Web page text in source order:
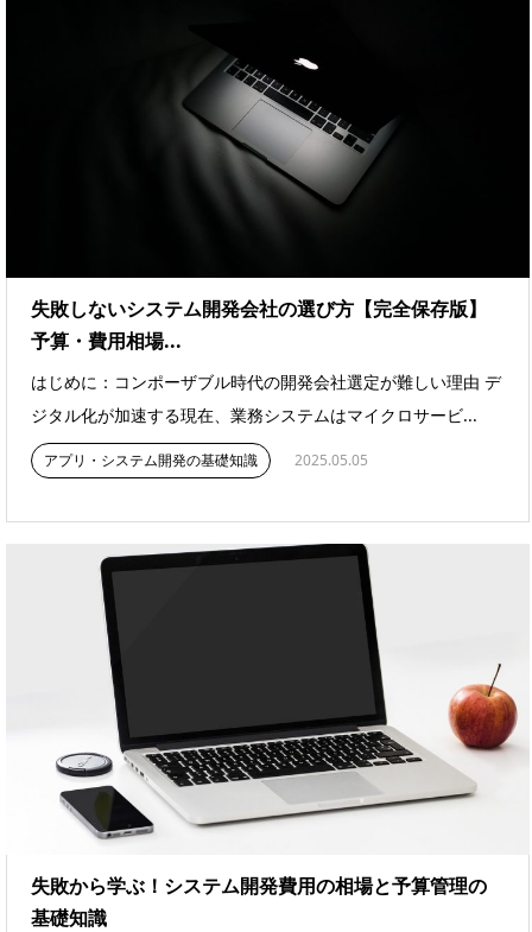
失敗しないシステム開発会社の選び方【完全保存版】
予算・費用相場...
はじめに：コンポーザブル時代の開発会社選定が難しい理由 デ
ジタル化が加速する現在、業務システムはマイクロサービ...
アプリ・システム開発の基礎知識 2025.05.05
失敗から学ぶ！システム開発費用の相場と予算管理の
基礎知識